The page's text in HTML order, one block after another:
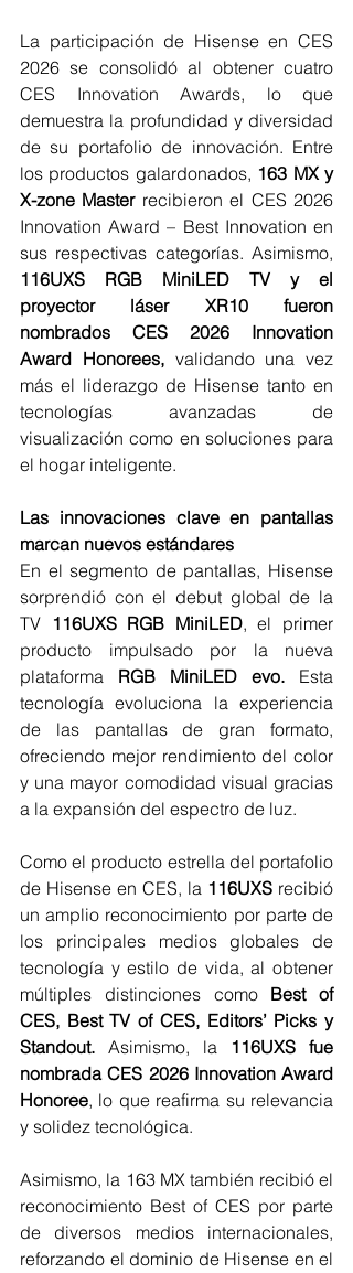
La participación de Hisense en CES
2026 se consolidó al obtener cuatro
CES Innovation Awards, lo que
demuestra la profundidad y diversidad
de su portafolio de innovación. Entre
los productos galardonados, 163 MX y
X-zone Master recibieron el CES 2026
Innovation Award – Best Innovation en
116UXS RGB MiniLED TV y el
proyector láser XR10 fueron
nombrados CES 2026 Innovation
Award Honorees, validando una vez
más el liderazgo de Hisense tanto en
tecnologías avanzadas de
visualización como en soluciones para
el hogar inteligente.
Las innovaciones clave en pantallas
marcan nuevos estándares
En el segmento de pantallas, Hisense
sorprendió con el debut global de la
TV 116UXS RGB MiniLED, el primer
producto impulsado por la nueva
plataforma RGB MiniLED evo. Esta
tecnología evoluciona la experiencia
de las pantallas de gran formato,
ofreciendo mejor rendimiento del color
y una mayor comodidad visual gracias
a la expansión del espectro de luz.
Como el producto estrella del portafolio
de Hisense en CES, la 116UXS recibió
un amplio reconocimiento por parte de
los principales medios globales de
tecnología y estilo de vida, al obtener
múltiples distinciones como Best of
CES, Best TV of CES, Editors’ Picks y
Standout. Asimismo, la 116UXS fue
nombrada CES 2026 Innovation Award
Honoree, lo que reafirma su relevancia
y solidez tecnológica.
Asimismo, la 163 MX también recibió el
reconocimiento Best of CES por parte
de diversos medios internacionales,
reforzando el dominio de Hisense en el